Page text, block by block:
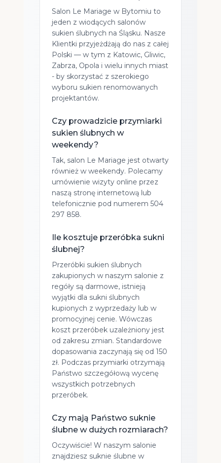
Salon Le Mariage w Bytomiu to
jeden z wiodących salonów
sukien ślubnych na Śląsku. Nasze
Klientki przyjeżdżają do nas z całej
Polski — w tym z Katowic, Gliwic,
Zabrza, Opola i wielu innych miast
- by skorzystać z szerokiego
wyboru sukien renomowanych
projektantów.
Czy prowadzicie przymiarki
sukien ślubnych w
weekendy?
Tak, salon Le Mariage jest otwarty
również w weekendy. Polecamy
umówienie wizyty online przez
naszą stronę internetową lub
telefonicznie pod numerem 504
297 858.
Ile kosztuje przeróbka sukni
ślubnej?
Przeróbki sukien ślubnych
zakupionych w naszym salonie z
regóły są darmowe, istnieją
wyjątki dla sukni ślubnych
kupionych z wyprzedaży lub w
promocyjnej cenie. Wówczas
koszt przeróbek uzależniony jest
od zakresu zmian. Standardowe
dopasowania zaczynają się od 150
zł. Podczas przymiarki otrzymają
Państwo szczegółową wycenę
wszystkich potrzebnych
przeróbek.
Czy mają Państwo suknie
ślubne w dużych rozmiarach?
Oczywiście! W naszym salonie
znajdziesz suknie ślubne w